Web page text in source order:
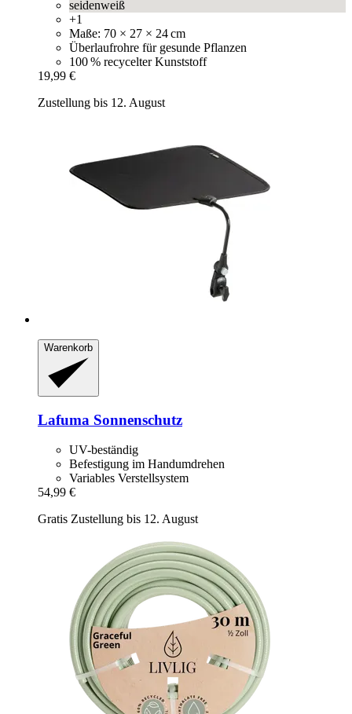
seidenweiß
+1
Maße: 70 × 27 × 24 cm
Überlaufrohre für gesunde Pflanzen
100 % recycelter Kunststoff
19,99 €
Zustellung bis 12. August
Warenkorb
Lafuma Sonnenschutz
UV-beständig
Befestigung im Handumdrehen
Variables Verstellsystem
54,99 €
Gratis Zustellung bis 12. August